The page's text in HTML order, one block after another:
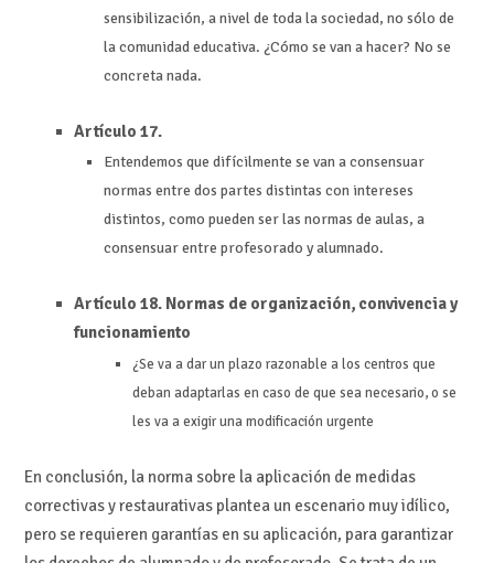
sensibilización, a nivel de toda la sociedad, no sólo de
la comunidad educativa. ¿Cómo se van a hacer? No se
concreta nada.
Artículo 17.
Entendemos que difícilmente se van a consensuar
normas entre dos partes distintas con intereses
distintos, como pueden ser las normas de aulas, a
consensuar entre profesorado y alumnado.
Artículo 18. Normas de organización, convivencia y
funcionamiento
¿Se va a dar un plazo razonable a los centros que
deban adaptarlas en caso de que sea necesario, o se
les va a exigir una modificación urgente
En conclusión, la norma sobre la aplicación de medidas
correctivas y restaurativas plantea un escenario muy idílico,
pero se requieren garantías en su aplicación, para garantizar